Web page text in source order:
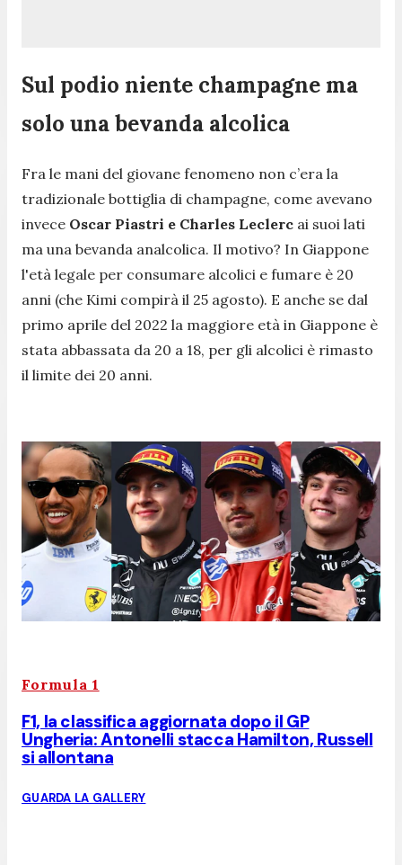
Sul podio niente champagne ma
solo una bevanda alcolica
Fra le mani del giovane fenomeno non c’era la
tradizionale bottiglia di champagne, come avevano
invece Oscar Piastri e Charles Leclerc ai suoi lati
ma una bevanda analcolica. Il motivo? In Giappone
l'età legale per consumare alcolici e fumare è 20
anni (che Kimi compirà il 25 agosto). E anche se dal
primo aprile del 2022 la maggiore età in Giappone è
stata abbassata da 20 a 18, per gli alcolici è rimasto
il limite dei 20 anni.
Formula 1
F1, la classifica aggiornata dopo il GP
Ungheria: Antonelli stacca Hamilton, Russell
si allontana
GUARDA LA GALLERY